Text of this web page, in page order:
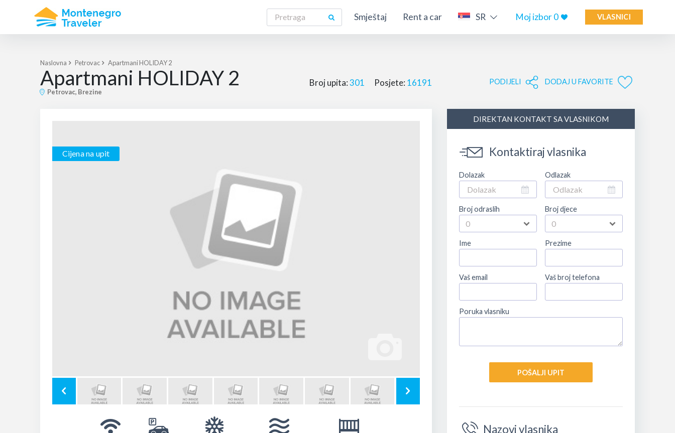
Smještaj Rent a car SR Moj izbor0 VLASNICI
Naslovna Petrovac Apartmani HOLIDAY 2
Apartmani HOLIDAY 2
Petrovac, Brezine
Broj upita:301 Posjete: 16191 PODIJELI DODAJ U FAVORITE
Cijena na upit
DIREKTAN KONTAKT SA VLASNIKOM
Kontaktiraj vlasnika
Dolazak Odlazak
Broj odraslih Broj djece
Ime Prezime
Vaš email Vaš broj telefona
Poruka vlasniku
POŠALJI UPIT
Nazovi vlasnika